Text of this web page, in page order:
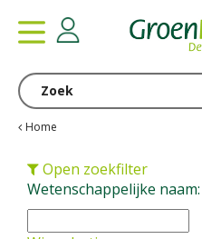
Home
Open zoekfilter
Wetenschappelijke naam: